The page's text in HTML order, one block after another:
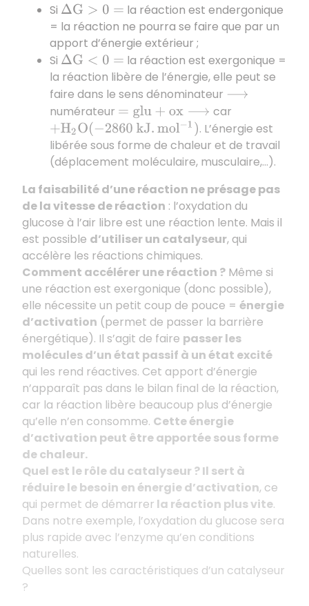
Si ΔG> 0=
la réaction est endergonique
= la réaction ne pourra se faire que par un
apport d’énergie extérieur ;
Si ΔG< 0=
la réaction est exergonique =
la réaction libère de l’énergie, elle peut se
faire dans le sens dénominateur ⟶
numérateur =g lu+o x⟶
car
+H2O(−2860kJ mol −1)
. L’énergie est
libérée sous forme de chaleur et de travail
(déplacement moléculaire, musculaire,…).
La faisabilité d’une réaction ne présage pas
de la vitesse de réaction : l’oxydation du
glucose à l’air libre est une réaction lente. Mais il
est possible d’utiliser un catalyseur, qui
accélère les réactions chimiques.
Comment accélérer une réaction ? Même si
une réaction est exergonique (donc possible),
elle nécessite un petit coup de pouce = énergie
d’activation (permet de passer la barrière
énergétique). Il s’agit de faire passer les
molécules d’un état passif à un état excité
qui les rend réactives. Cet apport d’énergie
n’apparaît pas dans le bilan final de la réaction,
car la réaction libère beaucoup plus d’énergie
qu’elle n’en consomme. Cette énergie
d’activation peut être apportée sous forme
de chaleur.
Quel est le rôle du catalyseur ? Il sert à
réduire le besoin en énergie d’activation, ce
qui permet de démarrer la réaction plus vite.
Dans notre exemple, l’oxydation du glucose sera
plus rapide avec l’enzyme qu’en conditions
naturelles.
Quelles sont les caractéristiques d’un catalyseur
?